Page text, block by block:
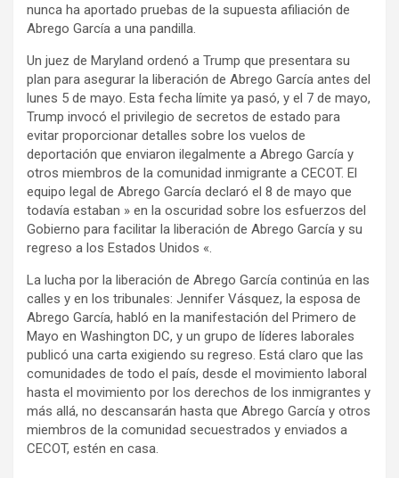
nunca ha aportado pruebas de la supuesta afiliación de
Abrego García a una pandilla.
Un juez de Maryland ordenó a Trump que presentara su
plan para asegurar la liberación de Abrego García antes del
lunes 5 de mayo. Esta fecha límite ya pasó, y el 7 de mayo,
Trump invocó el privilegio de secretos de estado para
evitar proporcionar detalles sobre los vuelos de
deportación que enviaron ilegalmente a Abrego García y
otros miembros de la comunidad inmigrante a CECOT. El
equipo legal de Abrego García declaró el 8 de mayo que
todavía estaban » en la oscuridad sobre los esfuerzos del
Gobierno para facilitar la liberación de Abrego García y su
regreso a los Estados Unidos «.
La lucha por la liberación de Abrego García continúa en las
calles y en los tribunales: Jennifer Vásquez, la esposa de
Abrego García, habló en la manifestación del Primero de
Mayo en Washington DC, y un grupo de líderes laborales
publicó una carta exigiendo su regreso. Está claro que las
comunidades de todo el país, desde el movimiento laboral
hasta el movimiento por los derechos de los inmigrantes y
más allá, no descansarán hasta que Abrego García y otros
miembros de la comunidad secuestrados y enviados a
CECOT, estén en casa.